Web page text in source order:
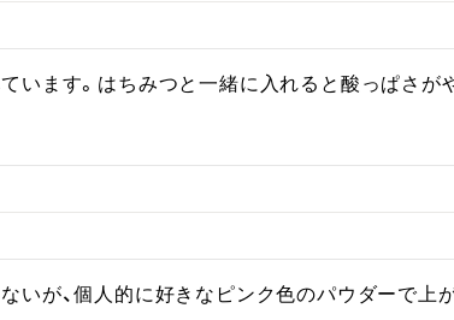
います。はちみつと一緒に入れると酸っぱさが
いが、個人的に好きなピンク色のパウダーで上